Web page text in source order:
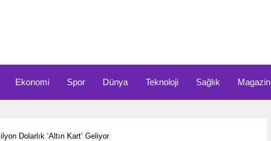
Ekonomi Spor Dünya Teknoloji Sağlık Magazin
Dolarlık ‘Altın Kart’ Geliyor